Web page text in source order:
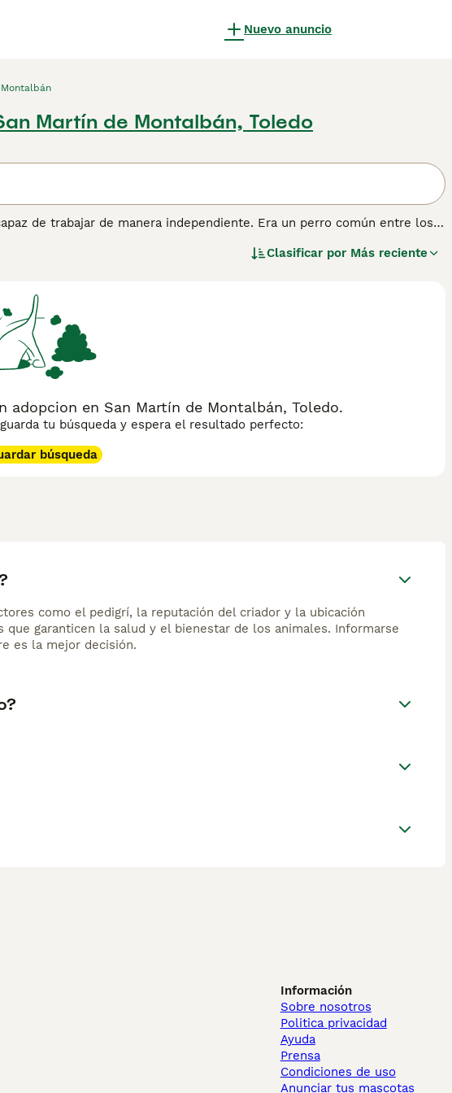
Nuevo anuncio
Martín de Montalbán, Toledo
de trabajar de manera independiente. Era un perro común entre los
y temperamental. Puede ser utilizado en deportes caninos como
Clasificar por Más reciente
adopcion en San Martín de Montalbán, Toledo.
tu búsqueda y espera el resultado perfecto:
búsqueda
como el pedigrí, la reputación del criador y la ubicación
garanticen la salud y el bienestar de los animales. Informarse
es la mejor decisión.
Información
Sobre nosotros
Politica privacidad
Ayuda
Prensa
Condiciones de uso
Anunciar tus mascotas